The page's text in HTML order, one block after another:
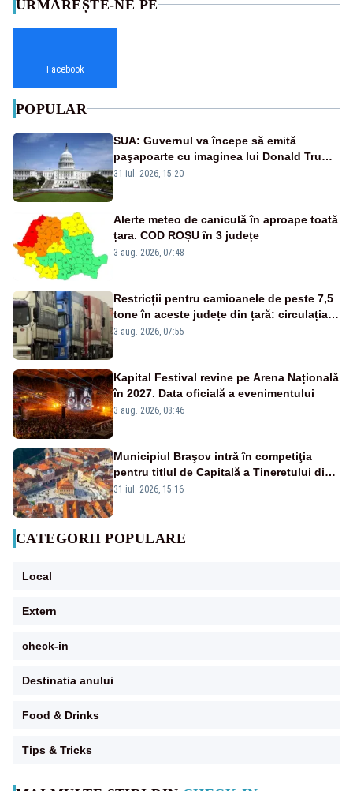
URMĂREȘTE-NE PE
Facebook
POPULAR
SUA: Guvernul va începe să emită
paşapoarte cu imaginea lui Donald Trump
începând cu 8 august
31 iul. 2026, 15:20
Alerte meteo de caniculă în aproape toată
țara. COD ROȘU în 3 județe
3 aug. 2026, 07:48
Restricții pentru camioanele de peste 7,5
tone în aceste județe din țară: circulația
este interzisă luni, între orele 12:00 și
3 aug. 2026, 07:55
Kapital Festival revine pe Arena Națională
în 2027. Data oficială a evenimentului
3 aug. 2026, 08:46
Municipiul Braşov intră în competiţia
pentru titlul de Capitală a Tineretului din
România 2028
31 iul. 2026, 15:16
CATEGORII POPULARE
Local
Extern
check-in
Destinatia anului
Food & Drinks
Tips & Tricks